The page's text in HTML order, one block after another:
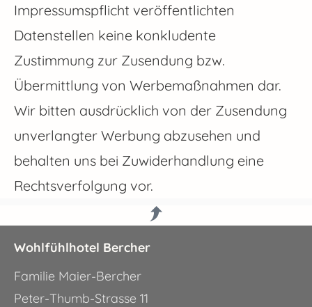
Impressumspflicht veröffentlichten
Datenstellen keine konkludente
Zustimmung zur Zusendung bzw.
Übermittlung von Werbemaßnahmen dar.
Wir bitten ausdrücklich von der Zusendung
unverlangter Werbung abzusehen und
behalten uns bei Zuwiderhandlung eine
Rechtsverfolgung vor.
Wohlfühlhotel Bercher
Familie Maier-Bercher
Peter-Thumb-Strasse 11